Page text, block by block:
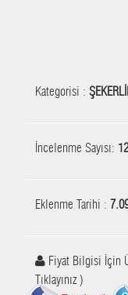
Kategorisi :
İncelenme Sayısı:
Eklenme Tarihi :
Fiyat Bilgisi İçin
Tıklayınız )